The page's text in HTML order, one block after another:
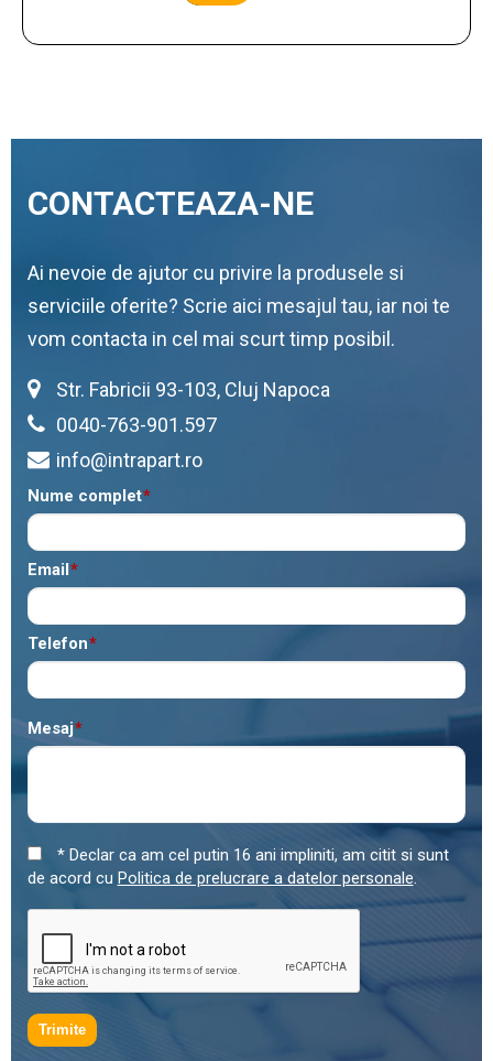
CONTACTEAZA-NE
Ai nevoie de ajutor cu privire la produsele si
serviciile oferite? Scrie aici mesajul tau, iar noi te
vom contacta in cel mai scurt timp posibil.
Str. Fabricii 93-103, Cluj Napoca
0040-763-901.597
info@intrapart.ro
*
Nume complet
*
Email
*
Telefon
*
Mesaj
* Declar ca am cel putin 16 ani impliniti, am citit si sunt
de acord cu Politica de prelucrare a datelor personale.
Trimite